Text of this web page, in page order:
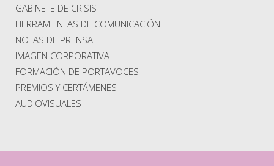
GABINETE DE CRISIS
HERRAMIENTAS DE COMUNICACIÓN
NOTAS DE PRENSA
IMAGEN CORPORATIVA
FORMACIÓN DE PORTAVOCES
PREMIOS Y CERTÁMENES
AUDIOVISUALES